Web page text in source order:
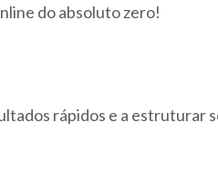
do absoluto zero!
rápidos e a estruturar